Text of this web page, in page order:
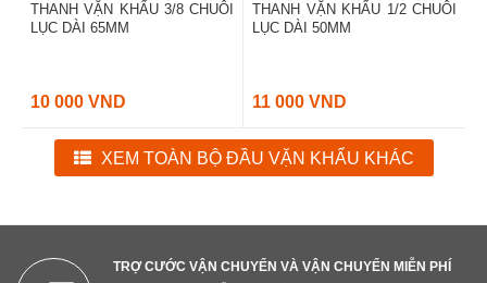
THANH VẶN KHẨU 3/8 CHUÔI
LỤC DÀI 65MM
10 000 VND
THANH VẶN KHẨU 1/2 CHUÔI
LỤC DÀI 50MM
11 000 VND
XEM TOÀN BỘ ĐẦU VẶN KHẨU KHÁC
TRỢ CƯỚC VẬN CHUYỂN VÀ VẬN CHUYỂN MIỄN PHÍ